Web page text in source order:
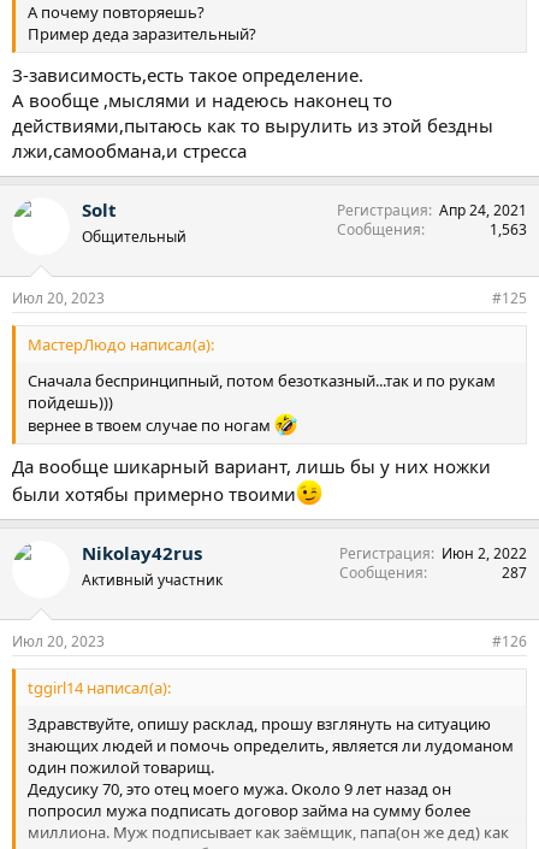
А почему повторяешь?
Пример деда заразительный?
З-зависимость,есть такое определение.
А вообще ,мыслями и надеюсь наконец то
действиями,пытаюсь как то вырулить из этой бездны
лжи,самообмана,и стресса
Solt
Общительный
Регистрация Апр 24, 2021
Сообщения
1,563
Июл 20, 2023 #125
МастерЛюдо написал(а):
Сначала беспринципный, потом безотказный...так и по рукам
пойдешь)))
вернее в твоем случае по ногам
Да вообще шикарный вариант, лишь бы у них ножки
были хотябы примерно твоими
Nikolay42rus
Активный участник
Регистрация
Июн 2, 2022
Сообщения
287
Июл 20, 2023 #126
tggirl14 написал(а):
Здравствуйте, опишу расклад, прошу взглянуть на ситуацию
знающих людей и помочь определить, является ли лудоманом
один пожилой товарищ.
Дедусику 70, это отец моего мужа. Около 9 лет назад он
попросил мужа подписать договор займа на сумму более
миллиона. Муж подписывает как заёмщик, папа(он же дед) как